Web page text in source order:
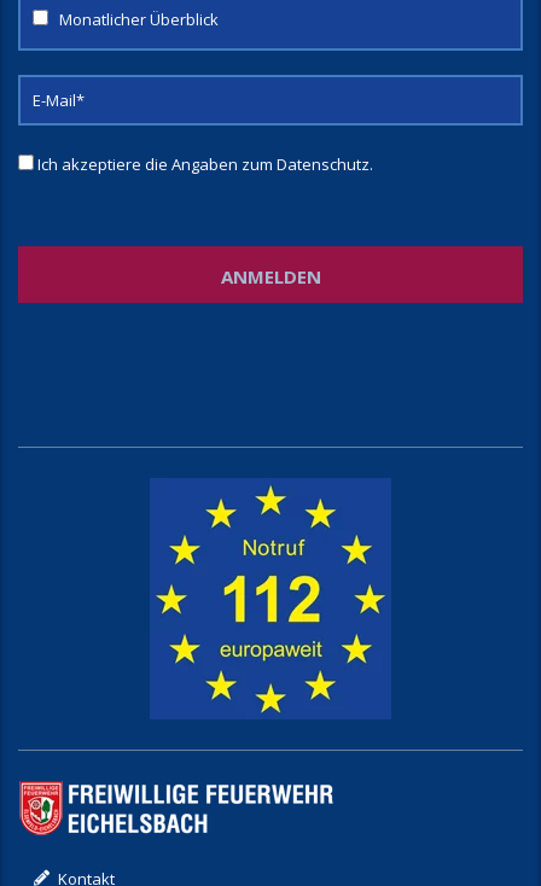
Monatlicher Überblick
Ich akzeptiere die Angaben zum Datenschutz.
Kontakt